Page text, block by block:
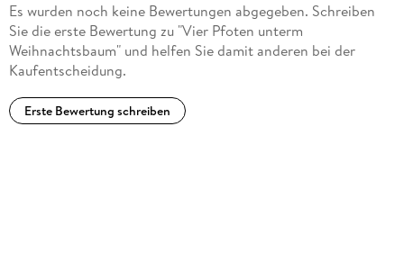
Es wurden noch keine Bewertungen abgegeben. Schreiben
Sie die erste Bewertung zu "Vier Pfoten unterm
Weihnachtsbaum" und helfen Sie damit anderen bei der
Kaufentscheidung.
Erste Bewertung schreiben